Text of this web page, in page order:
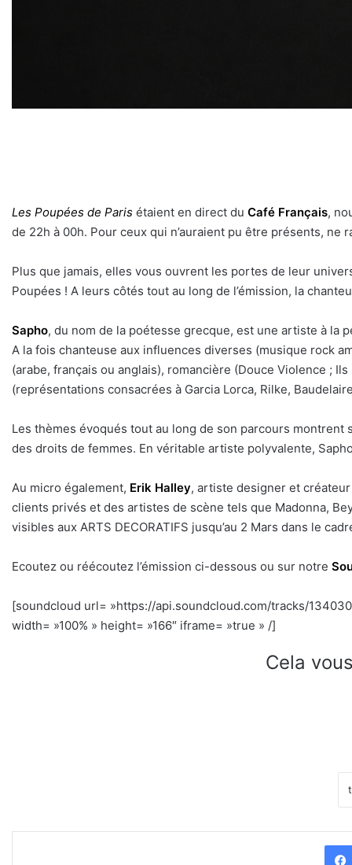
Les Poupées de Paris étaient en direct du Café Français,
de 22h à 00h. Pour ceux qui n’auraient pu être présents,
Plus que jamais, elles vous ouvrent les portes de leur
Poupées ! A leurs côtés tout au long de l’émission, la
Sapho, du nom de la poétesse grecque, est une artiste à la
A la fois chanteuse aux influences diverses (musique rock
(arabe, français ou anglais), romancière (Douce Violence ;
(représentations consacrées à Garcia Lorca, Rilke,
Les thèmes évoqués tout au long de son parcours montrent
des droits de femmes. En véritable artiste polyvalente,
Au micro également, Erik Halley, artiste designer et
clients privés et des artistes de scène tels que Madonna,
visibles aux ARTS DECORATIFS jusqu’au 2 Mars dans le
Ecoutez ou réécoutez l’émission ci-dessous ou sur notre
[soundcloud url= »https://api.soundcloud.com/tracks/
width= »100% » height= »166″ iframe= »true » /]
Cela